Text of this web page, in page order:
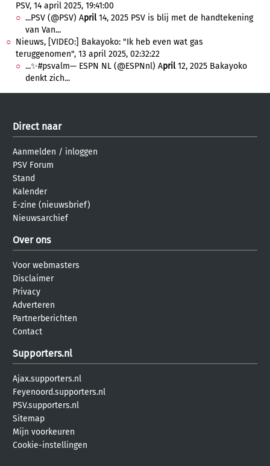
PSV, 14 april 2025, 19:41:00
...PSV (@PSV) April14, 2025 PSV is blij met de handtekening
van Van...
Nieuws, [VIDEO:] Bakayoko: "Ik heb even wat gas
teruggenomen", 13 april 2025, 02:32:22
...✨#psvalm— ESPN NL (@ESPNnl) April12, 2025 Bakayoko
denkt zich...
Direct naar
Aanmelden / inloggen
PSV Forum
Stand
Kalender
E-zine (nieuwsbrief)
Nieuwsarchief
Over ons
Voor webmasters
Disclaimer
Privacy
Adverteren
Partnerberichten
Contact
Supporters.nl
Ajax.supporters.nl
Feyenoord.supporters.nl
PSV.supporters.nl
Sitemap
Mijn voorkeuren
Cookie-instellingen